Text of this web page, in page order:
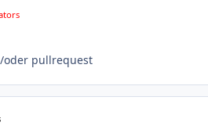
oder pullrequest